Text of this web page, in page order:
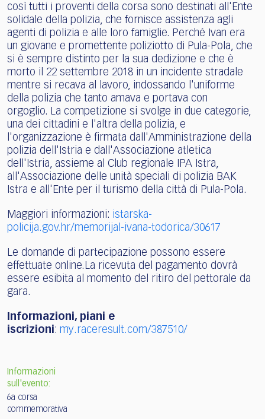
così tutti i proventi della corsa sono destinati all'Ente
solidale della polizia, che fornisce assistenza agli
agenti di polizia e alle loro famiglie. Perché Ivan era
un giovane e promettente poliziotto di Pula-Pola, che
si è sempre distinto per la sua dedizione e che è
morto il 22 settembre 2018 in un incidente stradale
mentre si recava al lavoro, indossando l'uniforme
della polizia che tanto amava e portava con
orgoglio. La competizione si svolge in due categorie,
una dei cittadini e l'altra della polizia, e
l'organizzazione è firmata dall'Amministrazione della
polizia dell'Istria e dall'Associazione atletica
dell'Istria, assieme al Club regionale IPA Istra,
all'Associazione delle unità speciali di polizia BAK
Istra e all'Ente per il turismo della città di Pula-Pola.
Maggiori informazioni: istarska-
policija.gov.hr/memorijal-ivana-todorica/30617
Le domande di partecipazione possono essere
effettuate online.La ricevuta del pagamento dovrà
essere esibita al momento del ritiro del pettorale da
gara.
Informazioni, piani e
iscrizioni: my.raceresult.com/387510/
Informazioni
sull'evento:
6a corsa
commemorativa